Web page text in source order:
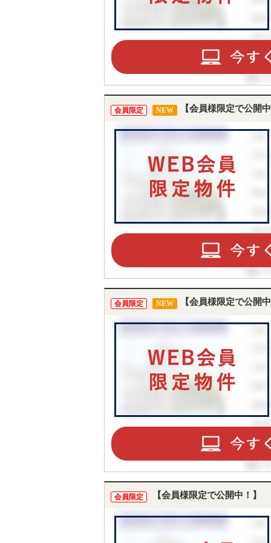
会員限定 NEW 【会員様限定で公開
会員限定 NEW 【会員様限定で公開
会員限定 【会員様限定で公開中！】